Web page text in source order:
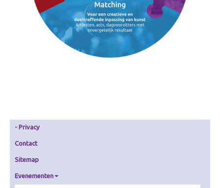
Privacy
Contact
Sitemap
Evenementen